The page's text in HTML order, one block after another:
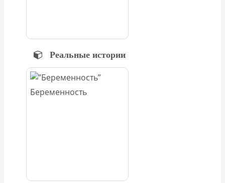
Реальные истории
Беременность